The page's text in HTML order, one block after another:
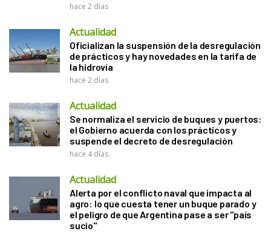
hace 2 días
Actualidad
Oficializan la suspensión de la desregulación
de prácticos y hay novedades en la tarifa de
la hidrovía
hace 2 días
Actualidad
Se normaliza el servicio de buques y puertos:
el Gobierno acuerda con los prácticos y
suspende el decreto de desregulación
hace 4 días
Actualidad
Alerta por el conflicto naval que impacta al
agro: lo que cuesta tener un buque parado y
el peligro de que Argentina pase a ser "país
sucio"